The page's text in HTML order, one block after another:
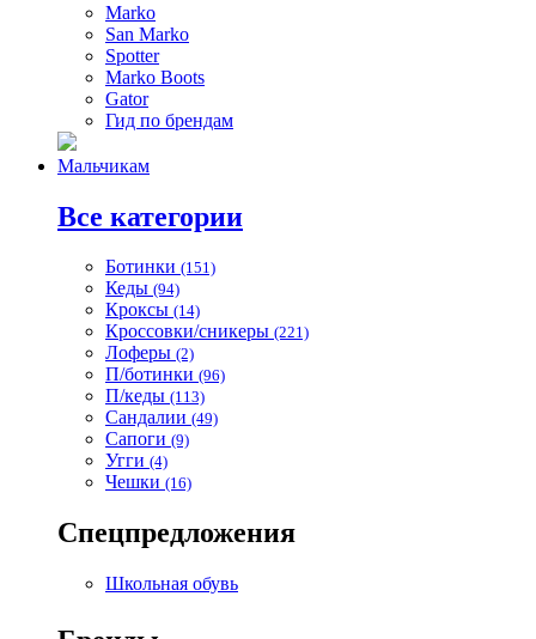
Marko
San Marko
Spotter
Marko Boots
Gator
Гид по брендам
Мальчикам
Все категории
Ботинки (151)
Кеды (94)
Кроксы (14)
Кроссовки/сникеры (221)
Лоферы (2)
П/ботинки (96)
П/кеды (113)
Сандалии (49)
Сапоги (9)
Угги (4)
Чешки (16)
Спецпредложения
Школьная обувь